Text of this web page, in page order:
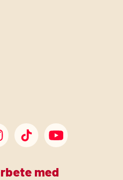
Instagram
SDP TikTokSDP Youtube
med